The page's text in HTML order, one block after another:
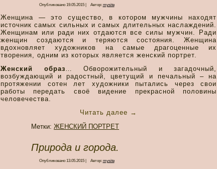
Опубликовано 19.05.2015| Автор: mysite
Женщина — это существо, в котором мужчины находят
источник самых сильных и самых длительных наслаждений.
Женщинам или ради них отдаются все силы мужчин. Ради
женщин создаются и теряются состояния. Женщина
вдохновляет художников на самые драгоценные их
творения, одним из которых является женский портрет.
Женский образ… Обворожительный и загадочный,
возбуждающий и радостный, цветущий и печальный – на
протяжении сотен лет художники пытались через свои
работы передать своё видение прекрасной половины
человечества.
Читать далее →
Метки: ЖЕНСКИЙ ПОРТРЕТ
Природа и города.
Опубликовано 13.05.2015| Автор: mysite